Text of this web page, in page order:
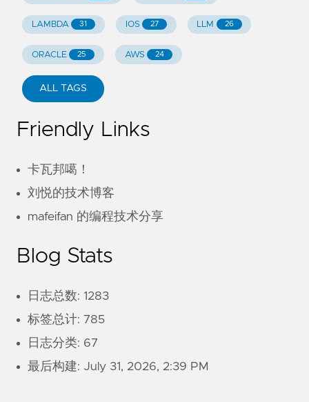
LAMBDA 31 IOS 27 LLM 26
ORACLE 25 AWS 24
ALL TAGS
Friendly Links
卡瓦邦噶！
刘悦的技术博客
mafeifan 的编程技术分享
Blog Stats
日志总数: 1283
标签总计: 785
日志分类: 67
最后构建: July 31, 2026, 2:39 PM